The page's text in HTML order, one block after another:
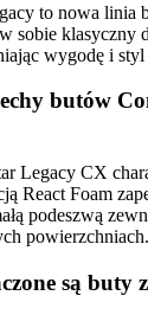
to nowa linia
sobie klasyczny
wygodę i
butów
Legacy CX
React Foam
podeszwą
powierzchniach.
są buty